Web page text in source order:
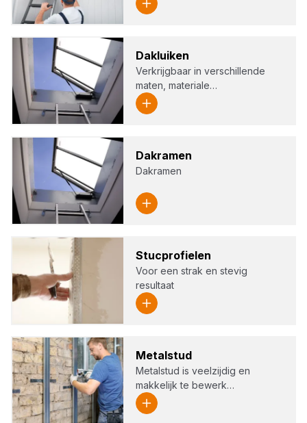
Dak­lui­ken
Verkrijgbaar in verschillende
maten, materiale…
Dak­ra­men
Dakramen
Stuc­pro­fie­len
Voor een strak en stevig
resultaat
Metal­stud
Metalstud is veelzijdig en
makkelijk te bewerk…